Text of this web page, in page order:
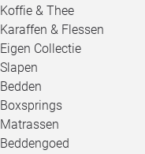
Koffie & Thee
Karaffen & Flessen
Eigen Collectie
Slapen
Bedden
Boxsprings
Matrassen
Beddengoed